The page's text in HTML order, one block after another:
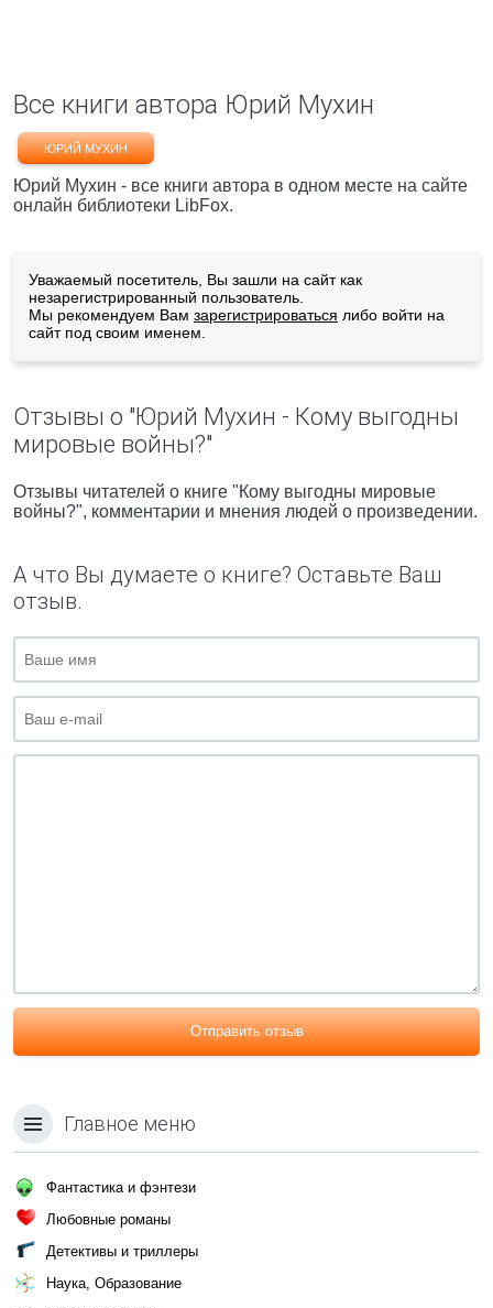
Все книги автора Юрий Мухин
ЮРИЙ МУХИН
Юрий Мухин - все книги автора в одном месте на сайте
онлайн библиотеки LibFox.
Уважаемый посетитель, Вы зашли на сайт как
незарегистрированный пользователь.
Мы рекомендуем Вам зарегистрироваться либо войти на
сайт под своим именем.
Отзывы о "Юрий Мухин - Кому выгодны
мировые войны?"
Отзывы читателей о книге "Кому выгодны мировые
войны?", комментарии и мнения людей о произведении.
А что Вы думаете о книге? Оставьте Ваш
отзыв.
Отправить отзыв
Главное меню
Фантастика и фэнтези
Любовные романы
Детективы и триллеры
Наука, Образование